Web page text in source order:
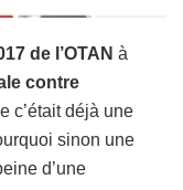
de l’OTAN à
contre
c’était déjà une
sinon une
d’une